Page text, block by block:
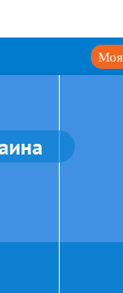
Моя